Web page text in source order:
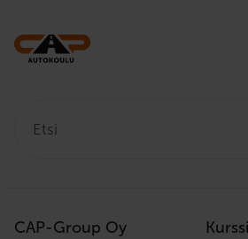
CAP-Group Oy